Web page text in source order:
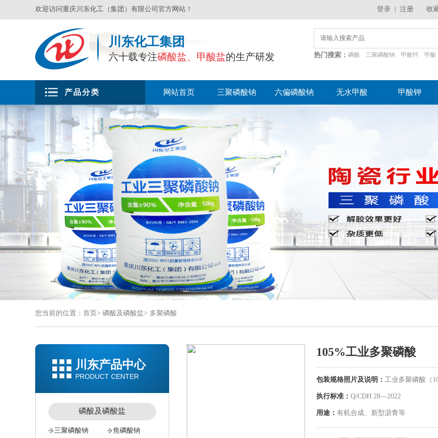
欢迎访问重庆川东化工（集团）有限公司官方网站！ 登录 注册 收
川东化工集团
六十载专注磷酸盐、甲酸盐的生产研发 热门搜索： 磷酸 三聚磷酸钠 甲酸钙 甲酸
产品分类 网站首页 三聚磷酸钠 六偏磷酸钠 无水甲酸 甲酸钾
您当前的位置： 首页 > 磷酸及磷酸盐> 多聚磷酸
川东产品中心
PRODUCT CENTER
磷酸及磷酸盐
三聚磷酸钠 焦磷酸钠
105%工业多聚磷酸
包装规格照片及说明： 工业多聚磷酸（
执行标准： Q/CDH 28—2022
用途： 有机合成、新型沥青等